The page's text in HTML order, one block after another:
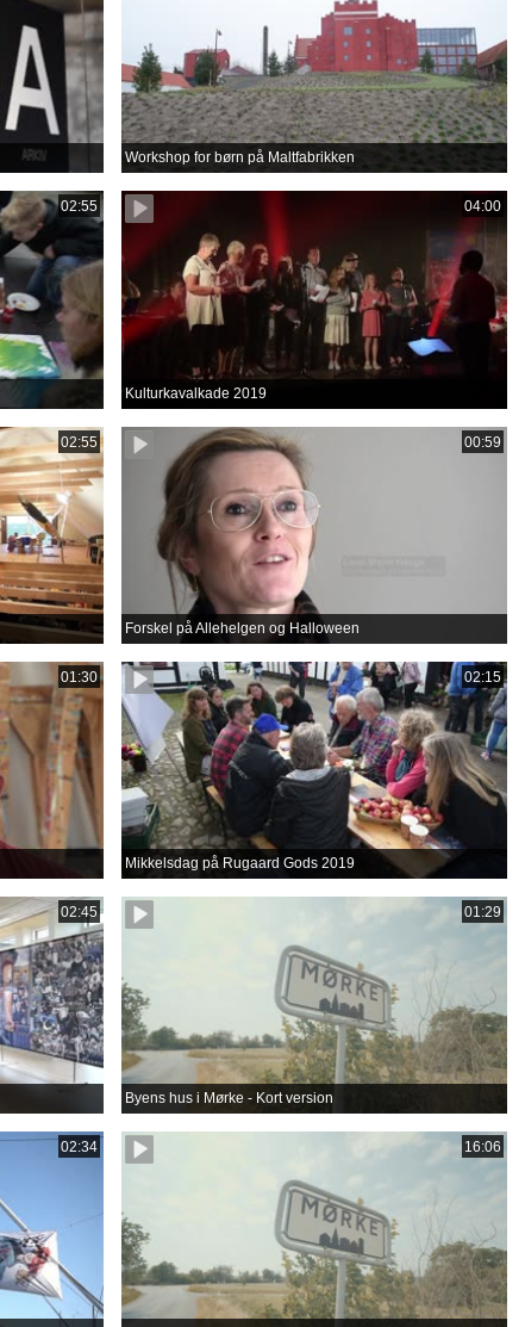
Workshop for børn på Maltfabrikken
02:55 04:00
Kulturkavalkade 2019
02:55 00:59
Forskel på Allehelgen og Halloween
01:30 02:15
Mikkelsdag på Rugaard Gods 2019
02:45 01:29
Byens hus i Mørke - Kort version
02:34 16:06